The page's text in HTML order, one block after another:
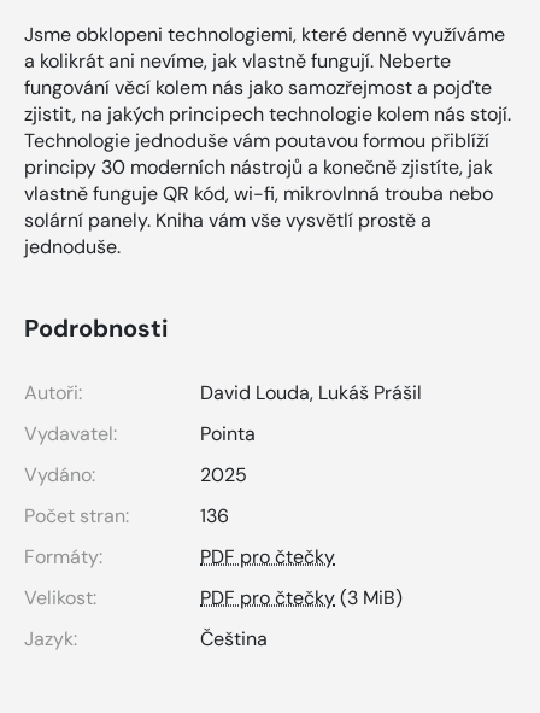
Jsme obklopeni technologiemi, které denně využíváme
a kolikrát ani nevíme, jak vlastně fungují. Neberte
fungování věcí kolem nás jako samozřejmost a pojďte
zjistit, na jakých principech technologie kolem nás stojí.
Technologie jednoduše vám poutavou formou přiblíží
principy 30 moderních nástrojů a konečně zjistíte, jak
vlastně funguje QR kód, wi-fi, mikrovlnná trouba nebo
solární panely. Kniha vám vše vysvětlí prostě a
jednoduše.
Podrobnosti
Autoři: David Louda, Lukáš Prášil
Vydavatel:
Pointa
Vydáno:
2025
Počet stran:
136
Formáty:
PDF pro čtečky
Velikost:
PDF pro čtečky(3 MiB)
Jazyk:
Čeština